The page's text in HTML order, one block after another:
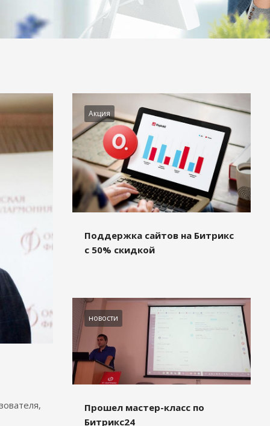
Акция
Поддержка сайтов на Битрикс
с 50% скидкой
новости
Прошел мастер-класс по
Битрикс24